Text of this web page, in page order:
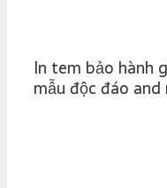
In tem bảo hành
mẫu độc đáo and